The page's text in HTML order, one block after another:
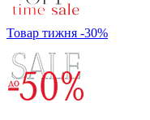
Товар тижня -30%